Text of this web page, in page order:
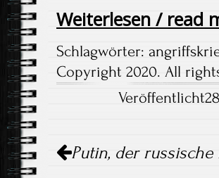
Weiterlesen / read
Schlagwörter:
Copyright 2020. All
Navigation
Putin, der russische